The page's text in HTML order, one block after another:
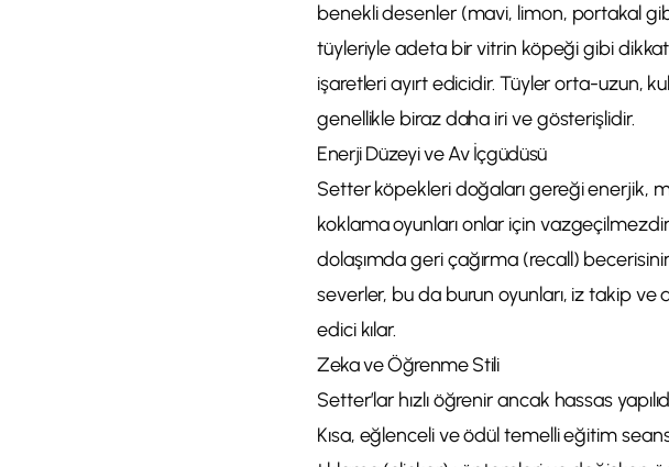
benekli desenler (mavi, limon, portakal gibi
tüyleriyle adeta bir vitrin köpeği gibi
işaretleri ayırt edicidir. Tüyler orta-uzun,
genellikle biraz daha iri ve gösterişlidir.
Enerji Düzeyi ve Av İçgüdüsü
Setter köpekleri doğaları gereği enerjik,
koklama oyunları onlar için
dolaşımda geri çağırma (recall)
severler, bu da burun oyunları, iz takip
edici kılar.
Zeka ve Öğrenme Stili
Setter’lar hızlı öğrenir ancak hassas
Kısa, eğlenceli ve ödül temelli eğitim